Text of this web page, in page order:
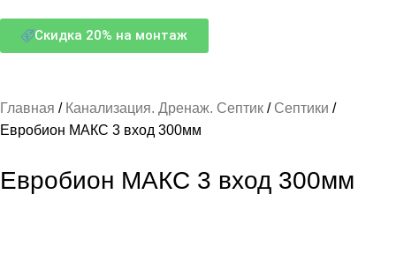
Скидка 20% на монтаж
Главная Канализация. Дренаж. Септик
Септики
Евробион МАКС 3 вход 300мм
Евробион МАКС 3 вход 300мм